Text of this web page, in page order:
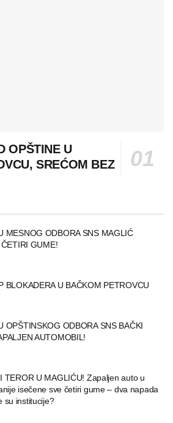
OPŠTINE U
SREĆOM BEZ
MESNOG ODBORA SNS MAGLIĆ
GUME!
BLOKADERA U BAČKOM PETROVCU
OPŠTINSKOG ODBORA SNS BAČKI
AUTOMOBIL!
TEROR U MAGLIĆU! Zapaljen auto u
isečene sve četiri gume – dva napada
su institucije?